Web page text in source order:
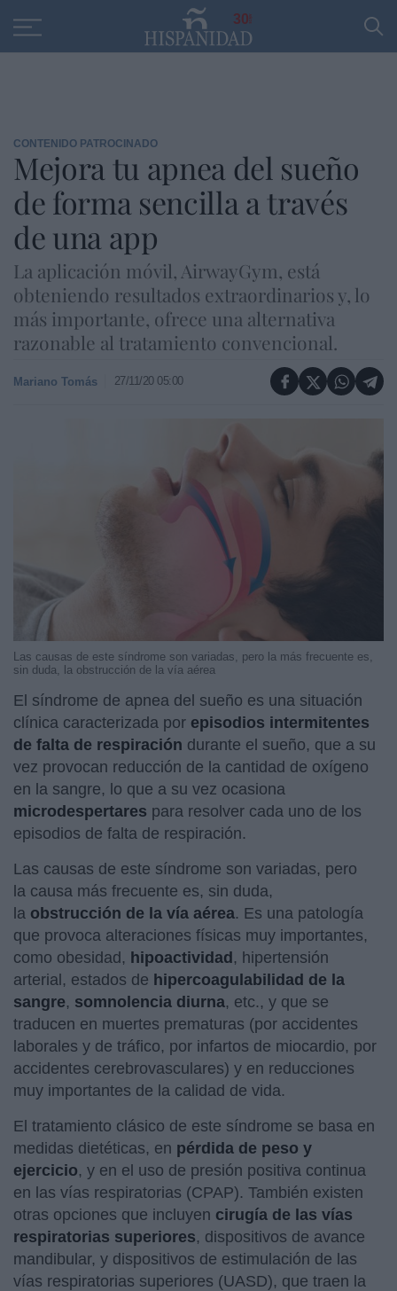
30
CONTENIDO PATROCINADO
Mejora tu apnea del sueño
de forma sencilla a través
de una app
La aplicación móvil, AirwayGym, está
obteniendo resultados extraordinarios y, lo
más importante, ofrece una alternativa
razonable al tratamiento convencional.
Mariano Tomás 27/11/20 05:00
Las causas de este síndrome son variadas, pero la más frecuente es,
sin duda, la obstrucción de la vía aérea
El síndrome de apnea del sueño es una situación
clínica caracterizada por episodios intermitentes
de falta de respiración durante el sueño, que a su
vez provocan reducción de la cantidad de oxígeno
en la sangre, lo que a su vez ocasiona
microdespertares para resolver cada uno de los
episodios de falta de respiración.
Las causas de este síndrome son variadas, pero
la causa más frecuente es, sin duda,
la obstrucción de la vía aérea. Es una patología
que provoca alteraciones físicas muy importantes,
como obesidad, hipoactividad, hipertensión
arterial, estados de hipercoagulabilidad de la
sangre, somnolencia diurna, etc., y que se
traducen en muertes prematuras (por accidentes
laborales y de tráfico, por infartos de miocardio, por
accidentes cerebrovasculares) y en reducciones
muy importantes de la calidad de vida.
El tratamiento clásico de este síndrome se basa en
medidas dietéticas, en pérdida de peso y
ejercicio, y en el uso de presión positiva continua
en las vías respiratorias (CPAP). También existen
otras opciones que incluyen cirugía de las vías
respiratorias superiores, dispositivos de avance
mandibular, y dispositivos de estimulación de las
vías respiratorias superiores (UASD), que traen la